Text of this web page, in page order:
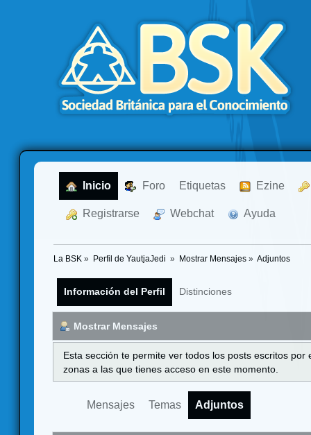
Inicio Foro Etiquetas Ezine
Registrarse Webchat Ayuda
La BSK » Perfil de YautjaJedi » Mostrar Mensajes» Adjuntos
Información del Perfil Distinciones
Mostrar Mensajes
Esta sección te permite ver todos los posts escritos
zonas a las que tienes acceso en este momento.
Mensajes Temas Adjuntos